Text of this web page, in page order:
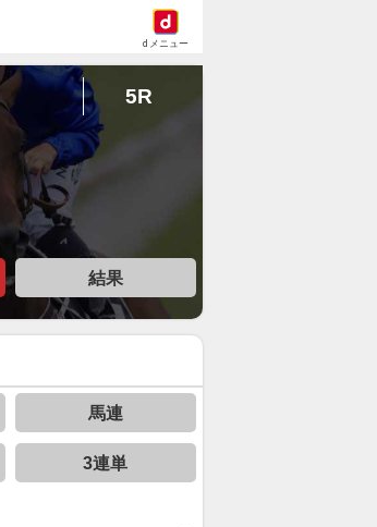
dメニュー
5R
結果
馬連
3連単